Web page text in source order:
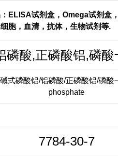
：ELISA试剂盒，Omega试剂盒
胞，血清，抗体，生物试剂等.
磷酸,正磷酸铝,磷酸
式磷酸铝/铝磷酸/正磷酸铝/磷酸
phosphate
7784-30-7